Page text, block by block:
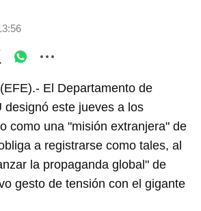
(EFE).- El Departamento de
designó este jueves a los
como una "misión extranjera" de
a registrarse como tales, al
la propaganda global" de
gesto de tensión con el gigante